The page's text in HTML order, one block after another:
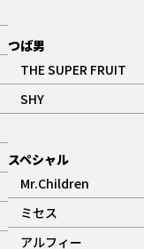
記事
つば男
THE SUPER FRUIT
記事
ギャラリー
SHY
記事
スペシャル
Mr.Children
記事
ミセス
記事
アルフィー